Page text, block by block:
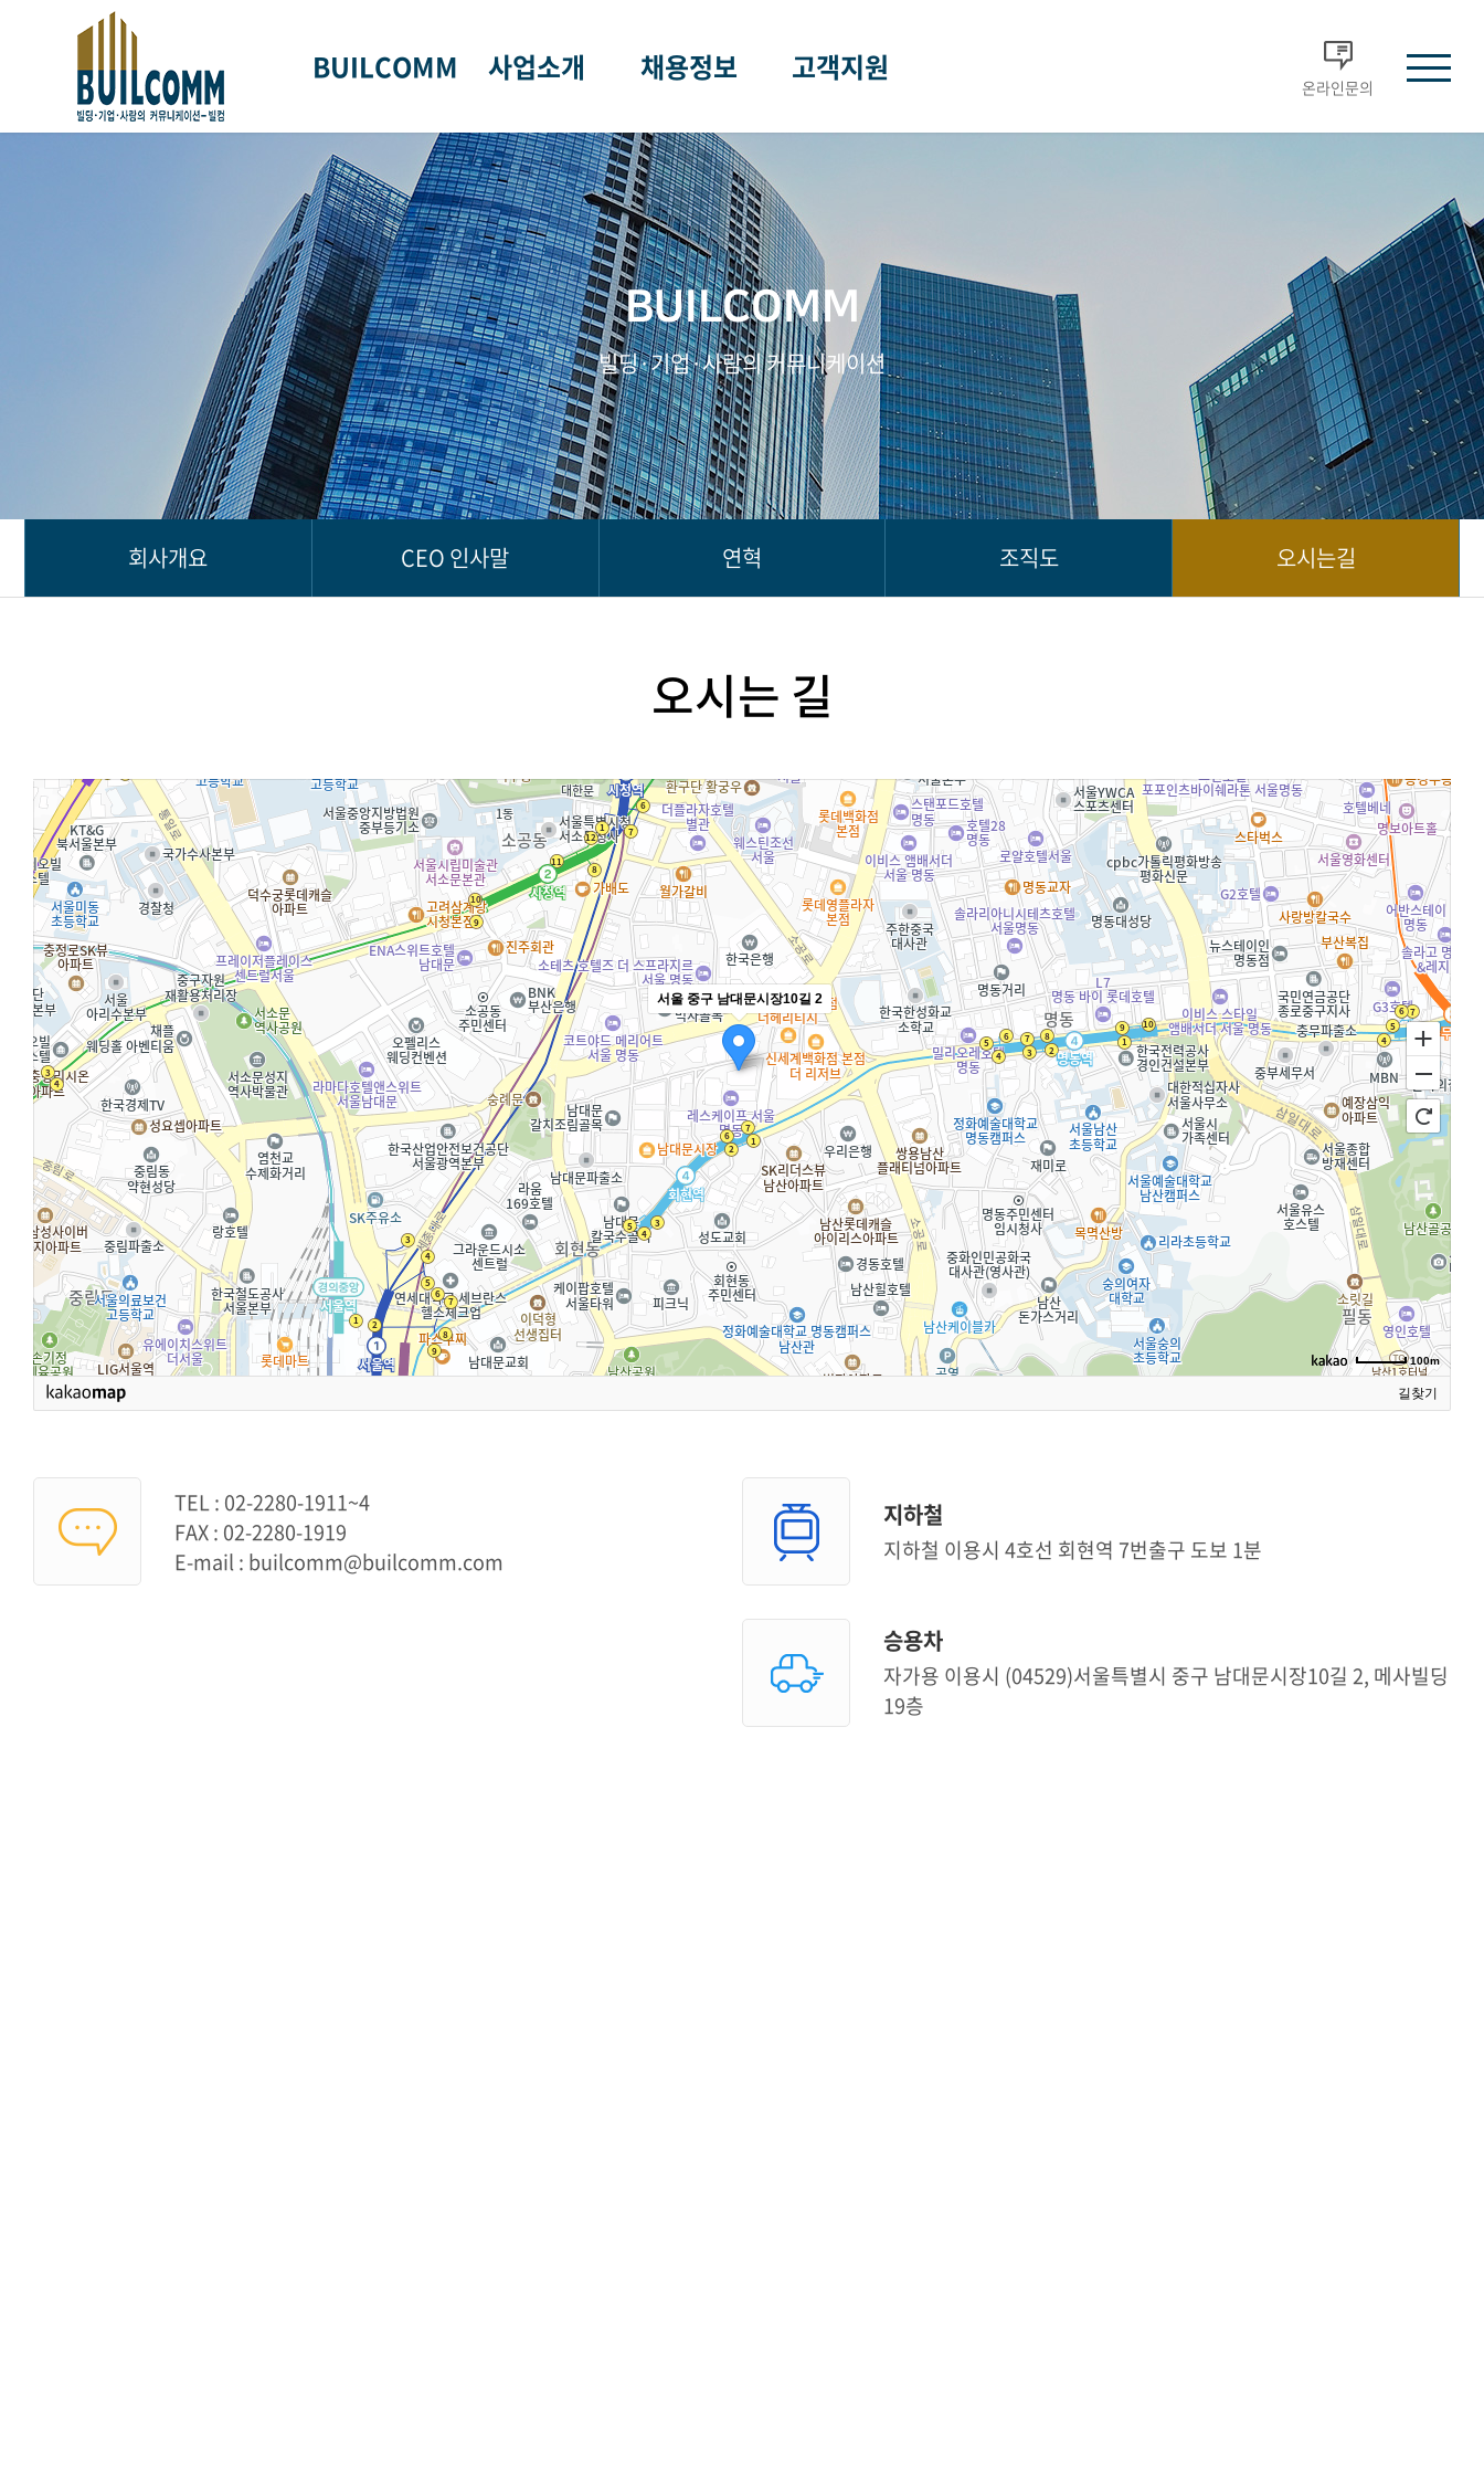
BUILCOMM
회사개요
CEO 인사말
연혁
조직도
오시는길
사업소개
빌딩경영관리
빌딩안전진단
에너지진단
기계설비성능점검
컨설팅
인증&지정현황
사업장현황
채용정보
인재상·사회공헌
채용안내
온라인 입사지원
고객지원
온라인문의
온라인문의
BUILCOMM
빌딩·기업·사람의 커뮤니케이션
회사개요 CEO 인사말 연혁 조직도 오시는길
오시는 길
서울 중구 남대문시장10길 2
100m
길찾기
TEL : 02-2280-1911~4
FAX : 02-2280-1919
E-mail : builcomm@builcomm.com
지하철
지하철 이용시 4호선 회현역 7번출구 도보 1분
승용차
자가용 이용시 (04529)서울특별시 중구 남대문시장10길 2, 메사빌딩
19층